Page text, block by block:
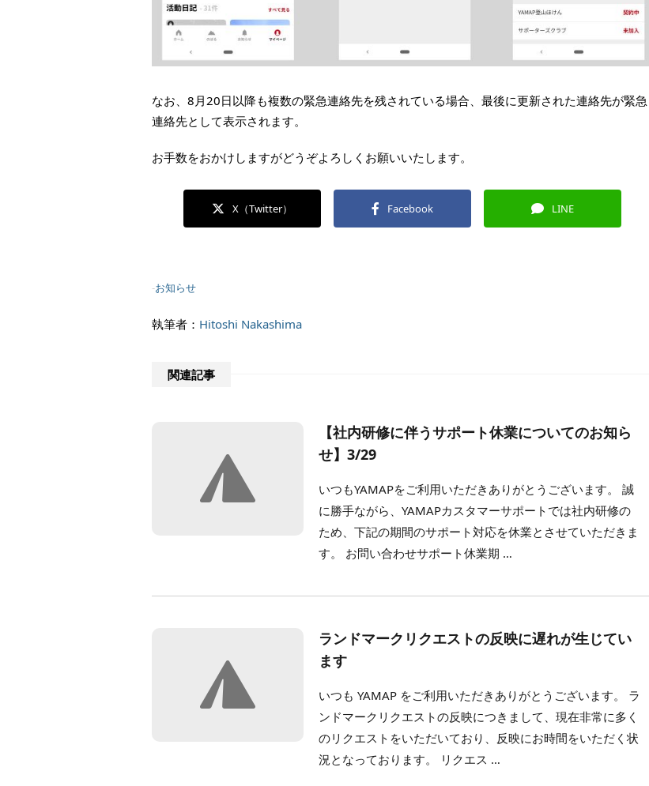
なお、8月20日以降も複数の緊急連絡先を残されている場合、最後に更新された連絡先が緊急
連絡先として表示されます。
お手数をおかけしますがどうぞよろしくお願いいたします。
X（Twitter） Facebook LINE
-お知らせ
執筆者： Hitoshi Nakashima
関連記事
【社内研修に伴うサポート休業についてのお知ら
せ】3/29
いつもYAMAPをご利用いただきありがとうございます。 誠
に勝手ながら、YAMAPカスタマーサポートでは社内研修の
ため、下記の期間のサポート対応を休業とさせていただきま
す。 お問い合わせサポート休業期 …
ランドマークリクエストの反映に遅れが生じてい
ます
いつも YAMAP をご利用いただきありがとうございます。 ラ
ンドマークリクエストの反映につきまして、現在非常に多く
のリクエストをいただいており、反映にお時間をいただく状
況となっております。 リクエス …